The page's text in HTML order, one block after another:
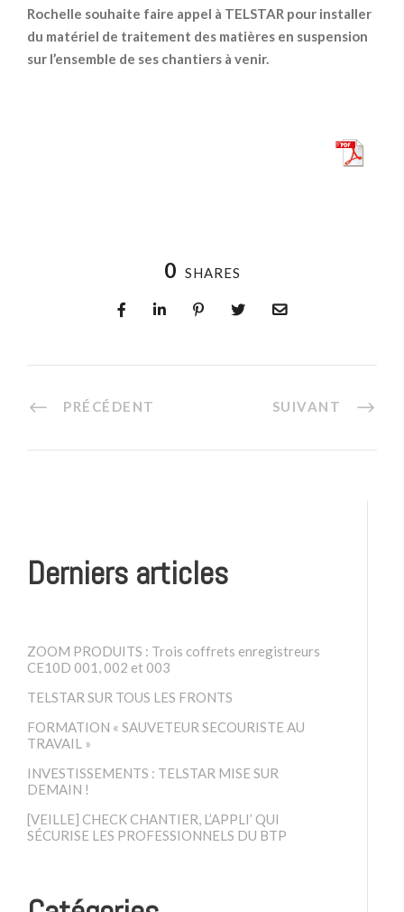
Rochelle souhaite faire appel à TELSTAR pour installer
du matériel de traitement des matières en suspension
sur l’ensemble de ses chantiers à venir.
0 SHARES
PRÉCÉDENT SUIVANT
Derniers articles
ZOOM PRODUITS : Trois coffrets enregistreurs
CE10D 001, 002 et 003
TELSTAR SUR TOUS LES FRONTS
FORMATION « SAUVETEUR SECOURISTE AU
TRAVAIL »
INVESTISSEMENTS : TELSTAR MISE SUR
DEMAIN !
[VEILLE] CHECK CHANTIER, L’APPLI’ QUI
SÉCURISE LES PROFESSIONNELS DU BTP